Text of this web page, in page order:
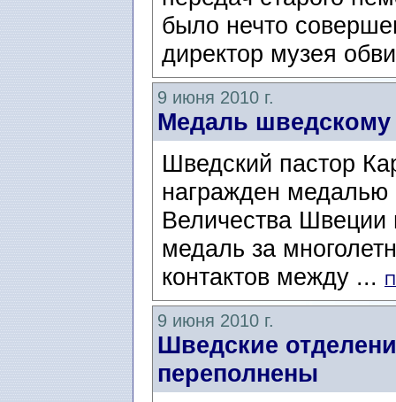
было нечто
директор музея
9 июня 2010 г.
Медаль шведскому
Шведский пастор
награжден медалью
Величества
медаль за
контактов между ...
9 июня 2010 г.
Шведские
переполнены